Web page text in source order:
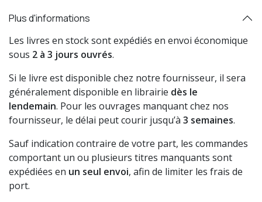
Plus d'informations
Les livres en stock sont expédiés en envoi économique
sous 2 à 3 jours ouvrés.
Si le livre est disponible chez notre fournisseur, il sera
généralement disponible en librairie dès le
lendemain. Pour les ouvrages manquant chez nos
fournisseur, le délai peut courir jusqu’à 3 semaines.
Sauf indication contraire de votre part, les commandes
comportant un ou plusieurs titres manquants sont
expédiées en un seul envoi, afin de limiter les frais de
port.